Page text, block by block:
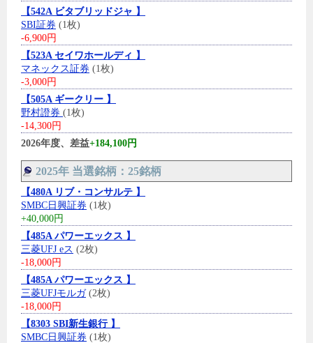
【542A ビタブリッドジャ 】
SBI証券 (1枚)
-6,900円
【523A セイワホールディ 】
マネックス証券 (1枚)
-3,000円
【505A ギークリー 】
野村證券 (1枚)
-14,300円
2026年度、差益+184,100円
2025年 当選銘柄：25銘柄
【480A リブ・コンサルテ 】
SMBC日興証券 (1枚)
+40,000円
【485A パワーエックス 】
三菱UFJ eス (2枚)
-18,000円
【485A パワーエックス 】
三菱UFJモルガ(2枚)
-18,000円
【8303 SBI新生銀行 】
SMBC日興証券 (1枚)